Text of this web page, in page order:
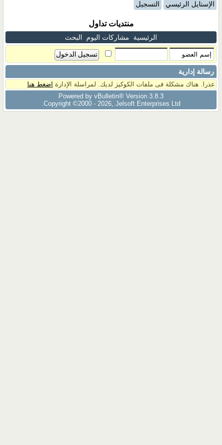
الإستايل الرئيسي التسجيل
منتديات تداول
الرئيسية مشاركات اليوم البحث
رسالة إدارية
عذرا. هناك مشكلة فى ملفات الكوكيز لديك. لمراسلة الإدارة اضغط هنا
Powered by vBulletin® Version 3.8.3
Copyright ©2000 - 2026, Jelsoft Enterprises Ltd.